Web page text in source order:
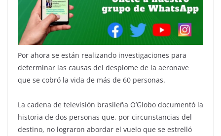
Por ahora se están realizando investigaciones para
determinar las causas del desplome de la aeronave
que se cobró la vida de más de 60 personas.
La cadena de televisión brasileña O’Globo documentó la
historia de dos personas que, por circunstancias del
destino, no lograron abordar el vuelo que se estrelló